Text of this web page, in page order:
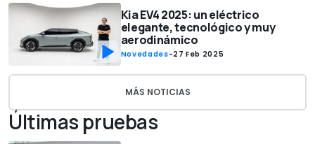
Kia EV4 2025: un eléctrico
elegante, tecnológico y muy
aerodinámico
Novedades-27 Feb 2025
MÁS NOTICIAS
Últimas pruebas